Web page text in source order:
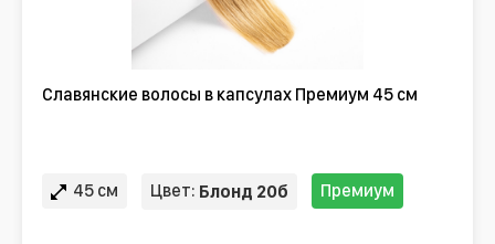
Славянские волосы в капсулах Премиум 45 см
45 см Цвет: Блонд 20б Премиум